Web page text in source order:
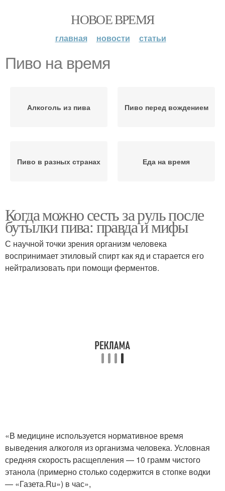
НОВОЕ ВРЕМЯ
главная новости статьи
Пиво на время
Алкоголь из пива Пиво перед вождением
Пиво в разных странах Еда на время
Когда можно сесть за руль после
бутылки пива: правда и мифы
С научной точки зрения организм человека
воспринимает этиловый спирт как яд и старается его
нейтрализовать при помощи ферментов.
«В медицине используется нормативное время
выведения алкоголя из организма человека. Условная
средняя скорость расщепления — 10 грамм чистого
этанола (примерно столько содержится в стопке водки
— «Газета.Ru») в час»,